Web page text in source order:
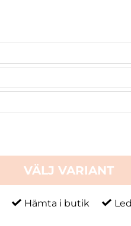
VÄLJ VARIANT
Hämta i butik